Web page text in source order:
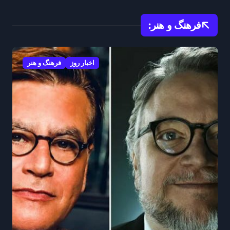
فرهنگ و هنر:
اخبار روز فرهنگ و هنر